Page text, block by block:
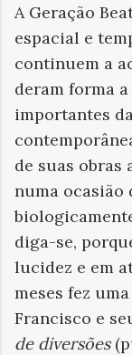
A Geração
espacial e
continuem a
deram forma
importantes
de suas obras
numa ocasião
diga-se,
lucidez e em
meses fez
Francisco e
de diversões